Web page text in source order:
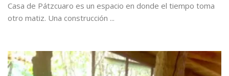
Casa de Pátzcuaro es un espacio en donde el tiempo toma
otro matiz. Una construcción ...